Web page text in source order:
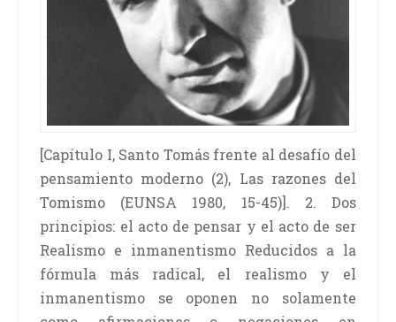
[Capítulo I, Santo Tomás frente al desafío del
pensamiento moderno (2), Las razones del
Tomismo (EUNSA 1980, 15-45)]. 2. Dos
principios: el acto de pensar y el acto de ser
Realismo e inmanentismo Reducidos a la
fórmula más radical, el realismo y el
inmanentismo se oponen no solamente